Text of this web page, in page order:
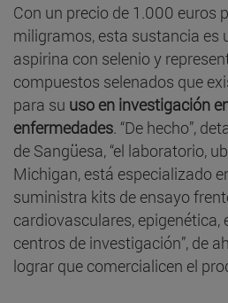
Con un precio de 1.000 euros
miligramos, esta sustancia es
aspirina con selenio y
compuestos selenados que
para su uso en investigación
enfermedades. “De hecho”,
de Sangüesa, “el laboratorio,
Michigan, está especializado
suministra kits de ensayo
cardiovasculares, epigenética,
centros de investigación”, de
lograr que comercialicen el